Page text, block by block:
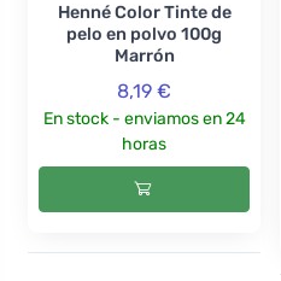
Henné Color Tinte de
pelo en polvo 100g
Marrón
8,19 €
En stock - enviamos en 24
horas